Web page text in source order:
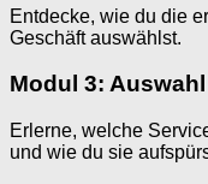
Entdecke, wie du die
Geschäft auswählst.
Modul 3:
Erlerne, welche
und wie du sie